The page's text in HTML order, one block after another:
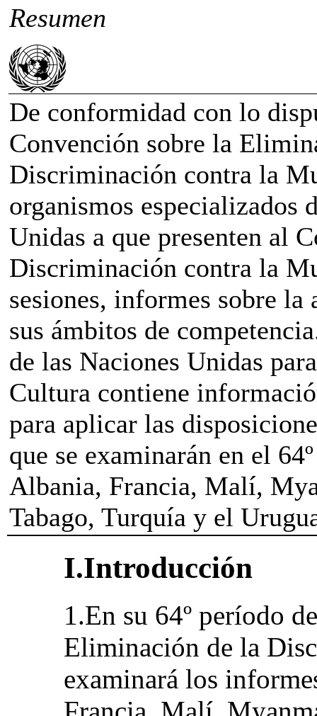
Resumen
De conformidad con lo
Convención sobre la
Discriminación contra la
organismos especializados
Unidas a que presenten al
Discriminación contra la
sesiones, informes sobre
sus ámbitos de
de las Naciones Unidas
Cultura contiene
para aplicar las
que se examinarán en el
Albania, Francia, Malí,
Tabago, Turquía y el
I.Introducción
1.En su 64º período
Eliminación de la
examinará los